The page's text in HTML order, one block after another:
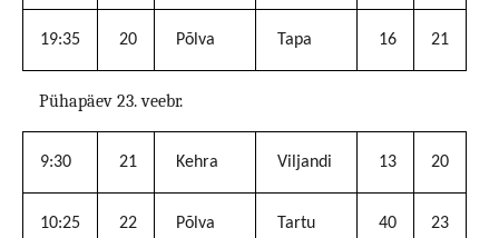
19:35 20 Põlva Tapa 16 21
Pühapäev 23. veebr.
9:30 21 Kehra Viljandi 13 20
10:25 22 Põlva Tartu 40 23